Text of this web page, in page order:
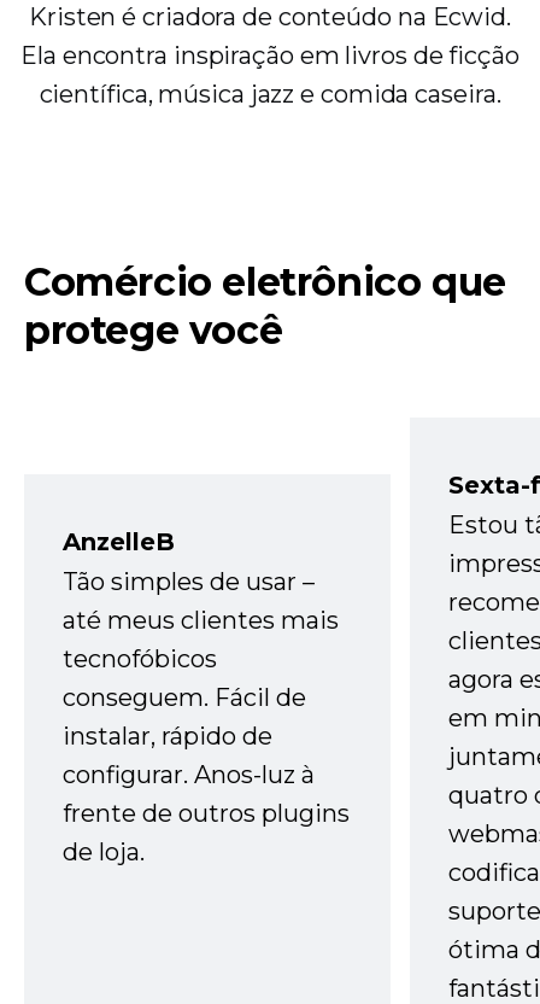
Kristen é criadora de conteúdo na Ecwid.
Ela encontra inspiração em livros de ficção
científica, música jazz e comida caseira.
Comércio eletrônico que
protege você
AnzelleB
Tão simples de usar –
até meus clientes mais
tecnofóbicos
conseguem. Fácil de
instalar, rápido de
configurar. Anos-luz à
frente de outros plugins
de loja.
Sexta-
Estou
agora
em
quatro
ótima